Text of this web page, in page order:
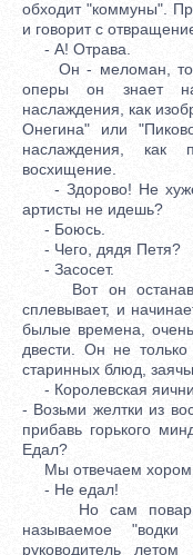
обходит "коммуны".
и говорит с
- А! Отрава.
Он - меломан, то
оперы он знает
наслаждения, как
Онегина" или
наслаждения, как
восхищение.
- Здорово! Не хуже
артисты не идешь?
- Боюсь.
- Чего, дядя Петя?
- Засосет.
Вот он
сплевывает, и
былые времена,
двести. Он не
старинных блюд,
- Королевская
- Возьми желтки из
прибавь горького
Едал?
Мы отвечаем
- Не едал!
Но сам повар из
называемое
руководитель